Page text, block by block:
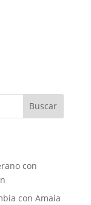
Buscar
con
con Amaia